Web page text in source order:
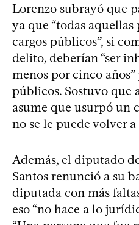
Lorenzo subrayó que
ya que “todas
cargos públicos”, si
delito, deberían “ser
menos por cinco
públicos. Sostuvo que
asume que usurpó un
no se le puede volver a
Además, el diputado
Santos renunció a su
diputada con más
eso “no hace a lo